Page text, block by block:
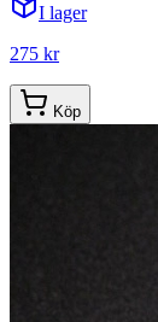
I lager
275 kr
Köp